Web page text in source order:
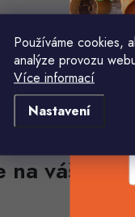
Používáme cookies,
analýze provozu
Více informací
Nastavení
d
u
k
t
d
u
k
ů
O
v
l
á
d
váš e-